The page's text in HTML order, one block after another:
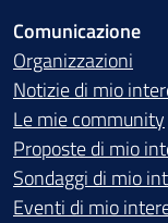
Comunicazione
Organizzazioni
Notizie di mio
Le mie community
Proposte di mio
Sondaggi di mio
Eventi di mio